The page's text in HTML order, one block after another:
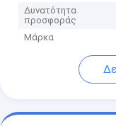
Δυνατότητα
προσφοράς
Μάρκα